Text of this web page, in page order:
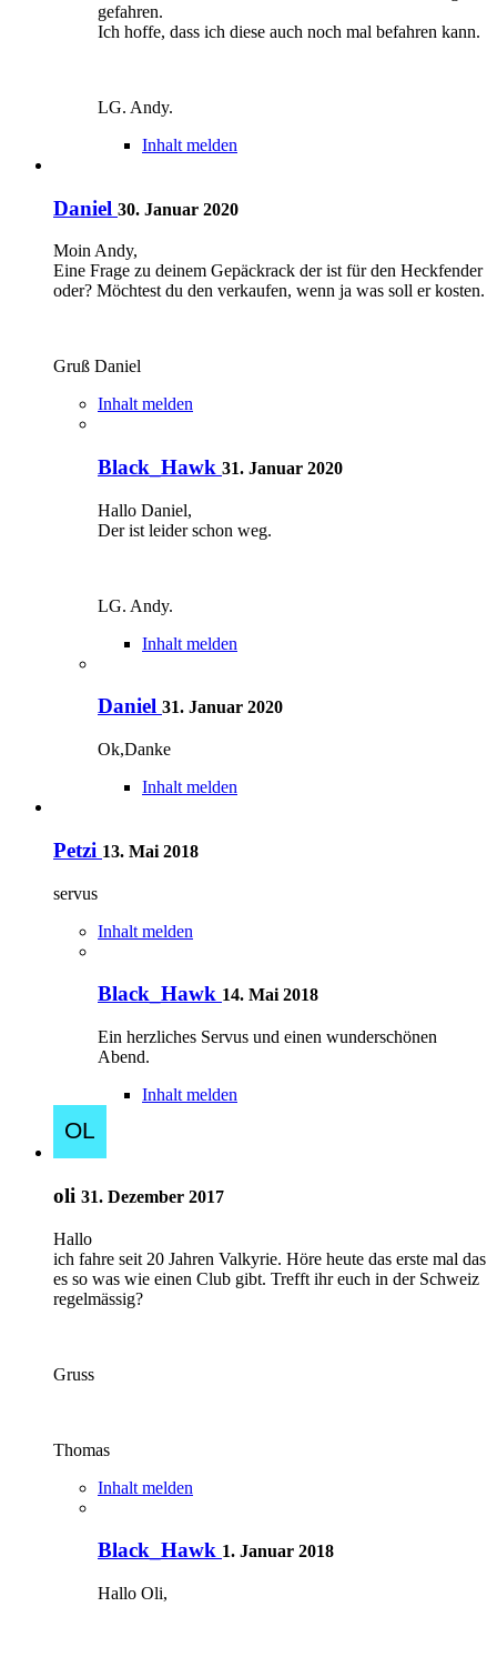
gefahren.
Ich hoffe, dass ich diese auch noch mal befahren kann.
LG. Andy.
Inhalt melden
Daniel 30. Januar 2020
Moin Andy,
Eine Frage zu deinem Gepäckrack der ist für den Heckfender
oder? Möchtest du den verkaufen, wenn ja was soll er kosten.
Gruß Daniel
Inhalt melden
Black_Hawk 31. Januar 2020
Hallo Daniel,
Der ist leider schon weg.
LG. Andy.
Inhalt melden
Daniel 31. Januar 2020
Ok,Danke
Inhalt melden
Petzi 13. Mai 2018
servus
Inhalt melden
Black_Hawk 14. Mai 2018
Ein herzliches Servus und einen wunderschönen
Abend.
Inhalt melden
oli 31. Dezember 2017
Hallo
ich fahre seit 20 Jahren Valkyrie. Höre heute das erste mal das
es so was wie einen Club gibt. Trefft ihr euch in der Schweiz
regelmässig?
Gruss
Thomas
Inhalt melden
Black_Hawk 1. Januar 2018
Hallo Oli,